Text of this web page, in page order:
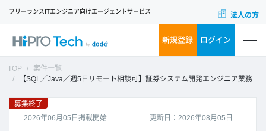
フリーランスITエンジニア向けエージェントサービス 法人の方
新規登録 ログイン
TOP
案件一覧
【SQL／Java／週5日リモート相談可】証券システム開発エンジニア業務
更新日：2026年08月05日
募集終了
2026年06月05日掲載開始